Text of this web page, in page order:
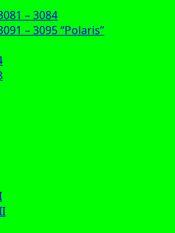
– 3084
– 3095 “Polaris”